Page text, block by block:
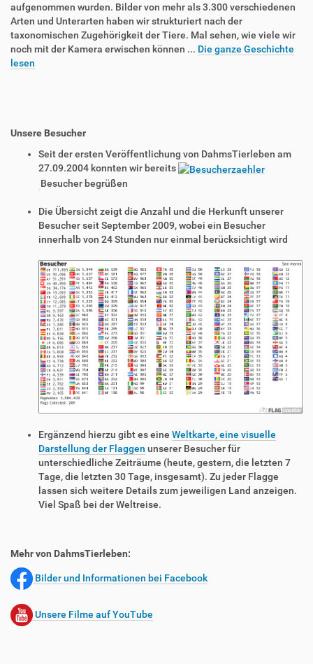
aufgenommen wurden. Bilder von mehr als 3.300 verschiedenen
Arten und Unterarten haben wir strukturiert nach der
taxonomischen Zugehörigkeit der Tiere. Mal sehen, wie viele wir
noch mit der Kamera erwischen können ... Die ganze Geschichte
lesen
Unsere Besucher
Seit der ersten Veröffentlichung von DahmsTierleben am
27.09.2004 konnten wir bereits
Besucher begrüßen
Die Übersicht zeigt die Anzahl und die Herkunft unserer
Besucher seit September 2009, wobei ein Besucher
innerhalb von 24 Stunden nur einmal berücksichtigt wird
Ergänzend hierzu gibt es eine Weltkarte, eine visuelle
Darstellung der Flaggen unserer Besucher für
unterschiedliche Zeiträume (heute, gestern, die letzten 7
Tage, die letzten 30 Tage, insgesamt). Zu jeder Flagge
lassen sich weitere Details zum jeweiligen Land anzeigen.
Viel Spaß bei der Weltreise.
Mehr von DahmsTierleben:
Bilder und Informationen bei Facebook
Unsere Filme auf YouTube